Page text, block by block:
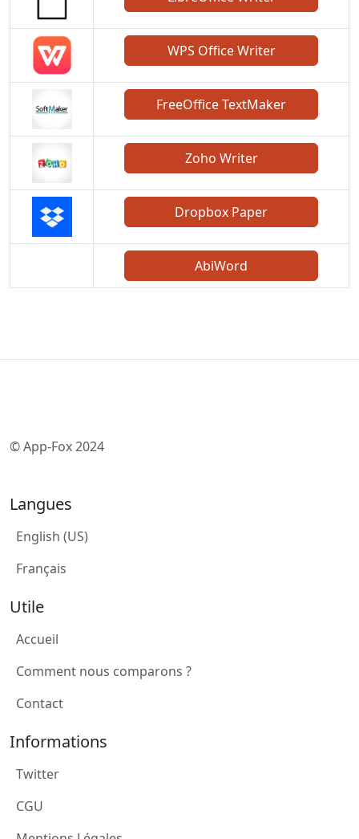
WPS Office Writer
FreeOffice TextMaker
Zoho Writer
Dropbox Paper
AbiWord
© App-Fox 2024
Langues
English (US)
Français
Utile
Accueil
Comment nous comparons ?
Contact
Informations
Twitter
CGU